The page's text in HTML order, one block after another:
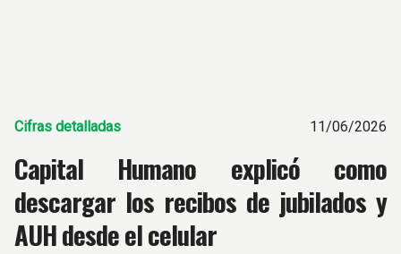
Cifras detalladas 11/06/2026
Capital Humano explicó como
descargar los recibos de jubilados y
AUH desde el celular